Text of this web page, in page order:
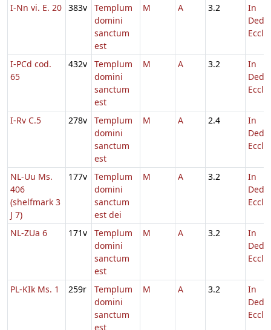
I-Nn vi. E. 20 383v
Templum
domini
sanctum
est
M A 3.2
In
Eccl.
I-PCd cod.
65
432v
Templum
domini
sanctum
est
M A 3.2
In
Eccl.
I-Rv C.5 278v
Templum
domini
sanctum
est
M A 2.4
In
Eccl.
NL-Uu Ms.
406
(shelfmark 3
J 7)
177v
Templum
domini
sanctum
est dei
M A 3.2
In
Eccl.
NL-ZUa 6 171v
Templum
domini
sanctum
est
M A 3.2
In
Eccl.
PL-KIk Ms. 1 259r
Templum
domini
sanctum
est
M A 3.2
In
Eccl.